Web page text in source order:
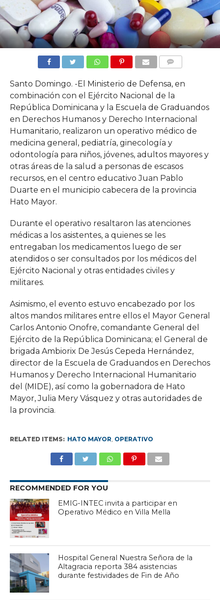
Santo Domingo. -El Ministerio de Defensa, en
combinación con el Ejército Nacional de la
República Dominicana y la Escuela de Graduandos
en Derechos Humanos y Derecho Internacional
Humanitario, realizaron un operativo médico de
medicina general, pediatría, ginecología y
odontología para niños, jóvenes, adultos mayores y
otras áreas de la salud a personas de escasos
recursos, en el centro educativo Juan Pablo
Duarte en el municipio cabecera de la provincia
Hato Mayor.
Durante el operativo resaltaron las atenciones
médicas a los asistentes, a quienes se les
entregaban los medicamentos luego de ser
atendidos o ser consultados por los médicos del
Ejército Nacional y otras entidades civiles y
militares.
Asimismo, el evento estuvo encabezado por los
altos mandos militares entre ellos el Mayor General
Carlos Antonio Onofre, comandante General del
Ejército de la República Dominicana; el General de
brigada Ambiorix De Jesús Cepeda Hernández,
director de la Escuela de Graduandos en Derechos
Humanos y Derecho Internacional Humanitario
del (MIDE), así como la gobernadora de Hato
Mayor, Julia Mery Vásquez y otras autoridades de
la provincia.
RELATED ITEMS: HATO MAYOR OPERATIVO
RECOMMENDED FOR YOU
EMIG-INTEC invita a participar en
Operativo Médico en Villa Mella
Hospital General Nuestra Señora de la
Altagracia reporta 384 asistencias
durante festividades de Fin de Año